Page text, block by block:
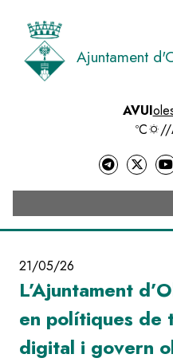
contingut
Ajuntament
AVUI
ºC
//
21/05/26
L’Ajuntament
en polítiques de
digital i govern